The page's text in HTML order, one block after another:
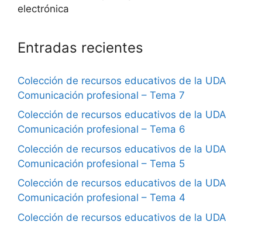
electrónica
Entradas recientes
Colección de recursos educativos de la UDA
Comunicación profesional – Tema 7
Colección de recursos educativos de la UDA
Comunicación profesional – Tema 6
Colección de recursos educativos de la UDA
Comunicación profesional – Tema 5
Colección de recursos educativos de la UDA
Comunicación profesional – Tema 4
Colección de recursos educativos de la UDA